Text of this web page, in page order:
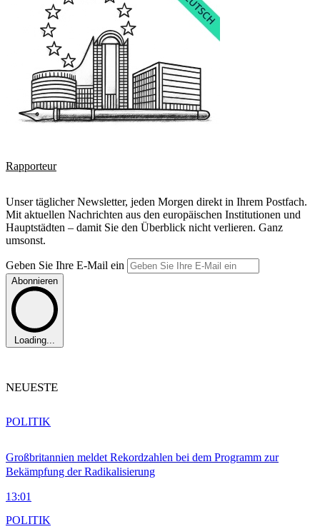
Rapporteur
Unser täglicher Newsletter, jeden Morgen direkt in Ihrem Postfach.
Mit aktuellen Nachrichten aus den europäischen Institutionen und
Hauptstädten – damit Sie den Überblick nicht verlieren. Ganz
umsonst.
Geben Sie Ihre E-Mail ein
Abonnieren
Loading...
NEUESTE
Großbritannien meldet Rekordzahlen bei dem Programm zur
Bekämpfung der Radikalisierung
13:01
POLITIK
POLITIK